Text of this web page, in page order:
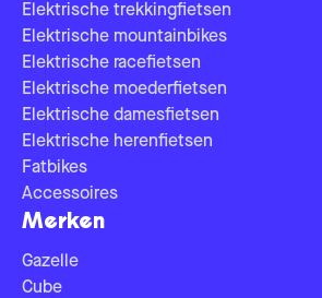
Elektrische trekkingfietsen
Elektrische mountainbikes
Elektrische racefietsen
Elektrische moederfietsen
Elektrische damesfietsen
Elektrische herenfietsen
Fatbikes
Accessoires
Merken
Gazelle
Cube